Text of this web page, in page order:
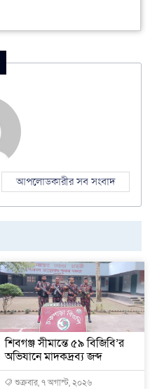
আপলোডকারীর সব সংবাদ
শিবগঞ্জ সীমান্তে ৫৯ বিজিবি’র
অভিযানে মাদকদ্রব্য জব্দ
শুক্রবার, ৭ অগাস্ট, ২০২৬